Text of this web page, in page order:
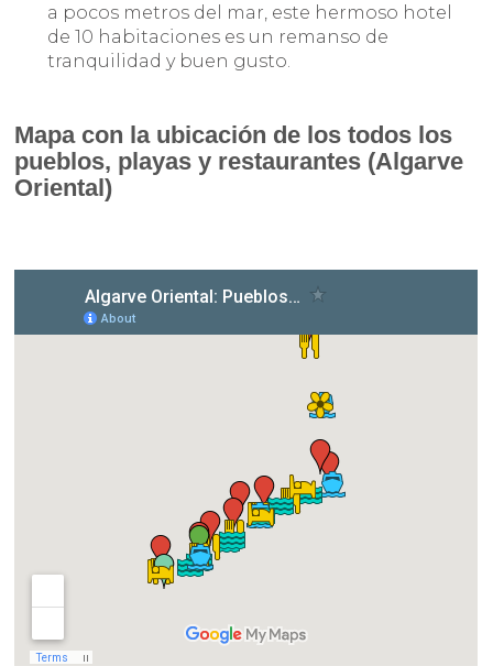
a pocos metros del mar, este hermoso hotel
de 10 habitaciones es un remanso de
tranquilidad y buen gusto.
Mapa con la ubicación de los todos los
pueblos, playas y restaurantes (Algarve
Oriental)